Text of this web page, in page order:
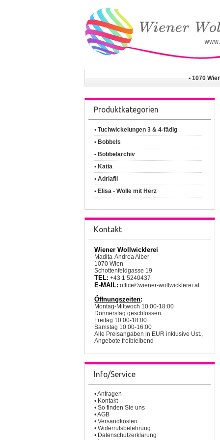
• 1070
Produktkategorien
• Tuchwickelungen 3 & 4-fädig
• Bobbels
• Bobbelarchiv
• Katia
• Adriafil
• Elisa - Wolle mit Herz
Kontakt
Wiener Wollwicklerei
Madita-Andrea Alber
1070 Wien
Schottenfeldgasse 19
TEL: +43 1 5240437
E-MAIL: office©wiener-wollwicklerei.at
Öffnungszeiten:
Montag-Mittwoch 10:00-18:00
Donnerstag geschlossen
Freitag 10:00-18:00
Samstag 10:00-16:00
Alle Preisangaben in EUR inklusive Ust.,
Angebote freibleibend
Info/Service
•Anfragen
• Kontakt
•So finden Sie uns
•AGB
•Versandkosten
•Widerrufsbelehrung
• Datenschutzerklärung